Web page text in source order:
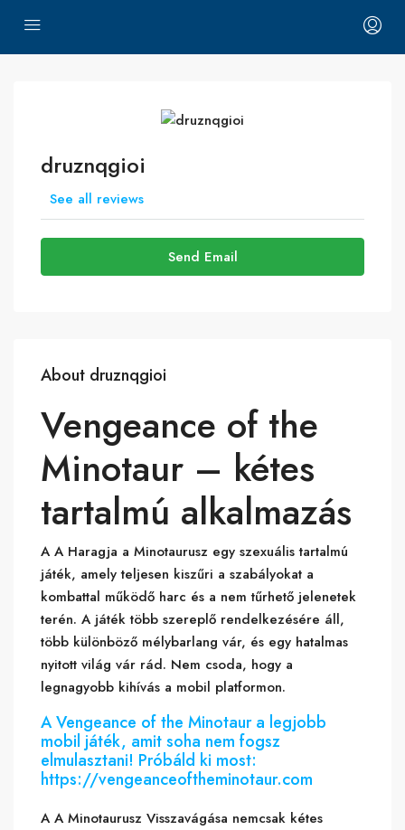
druznqgioi
See all reviews
Send Email
About druznqgioi
Vengeance of the
Minotaur – kétes
tartalmú alkalmazás
A A Haragja a Minotaurusz egy szexuális tartalmú
játék, amely teljesen kiszűri a szabályokat a
kombattal működő harc és a nem tűrhető jelenetek
terén. A játék több szereplő rendelkezésére áll,
több különböző mélybarlang vár, és egy hatalmas
nyitott világ vár rád. Nem csoda, hogy a
legnagyobb kihívás a mobil platformon.
A Vengeance of the Minotaur a legjobb
mobil játék, amit soha nem fogsz
elmulasztani! Próbáld ki most:
https://vengeanceoftheminotaur.com
A A Minotaurusz Visszavágása nemcsak kétes